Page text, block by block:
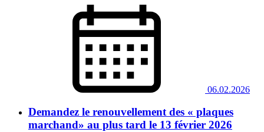
06.02.2026
Demandez le renouvellement des « plaques
marchand» au plus tard le 13 février 2026